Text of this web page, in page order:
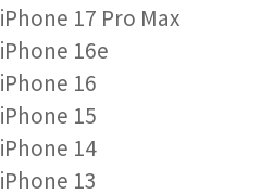
iPhone 17 Pro Max
iPhone 16e
iPhone 16
iPhone 15
iPhone 14
iPhone 13